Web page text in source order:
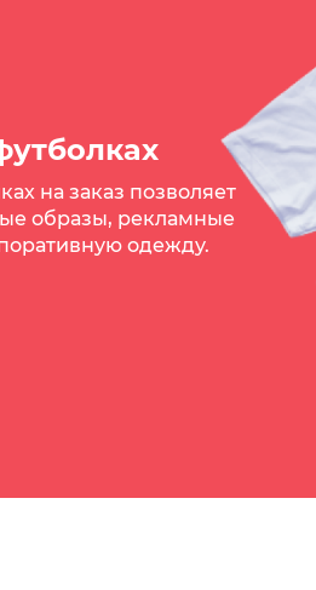
на заказ позволяет
образы, рекламные
одежду.